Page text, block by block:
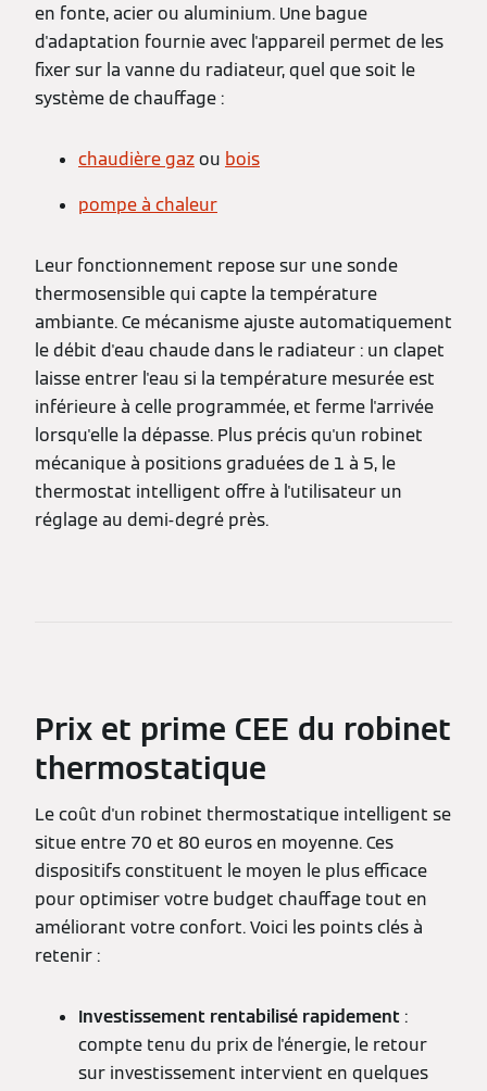
en fonte, acier ou aluminium. Une bague
d'adaptation fournie avec l'appareil permet de les
fixer sur la vanne du radiateur, quel que soit le
système de chauffage :
chaudière gazou bois
pompe à chaleur
Leur fonctionnement repose sur une sonde
thermosensible qui capte la température
ambiante. Ce mécanisme ajuste automatiquement
le débit d'eau chaude dans le radiateur : un clapet
laisse entrer l'eau si la température mesurée est
inférieure à celle programmée, et ferme l'arrivée
lorsqu'elle la dépasse. Plus précis qu'un robinet
mécanique à positions graduées de 1 à 5, le
thermostat intelligent offre à l'utilisateur un
réglage au demi-degré près.
Prix et prime CEE du robinet
thermostatique
Le coût d'un robinet thermostatique intelligent se
situe entre 70 et 80 euros en moyenne. Ces
dispositifs constituent le moyen le plus efficace
pour optimiser votre budget chauffage tout en
améliorant votre confort. Voici les points clés à
retenir :
Investissement rentabilisé rapidement :
compte tenu du prix de l'énergie, le retour
sur investissement intervient en quelques